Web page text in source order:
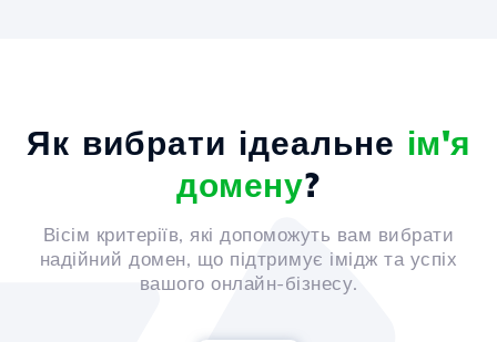
Як вибрати ідеальне ім'я
домену?
Вісім критеріїв, які допоможуть вам вибрати
надійний домен, що підтримує імідж та успіх
вашого онлайн-бізнесу.